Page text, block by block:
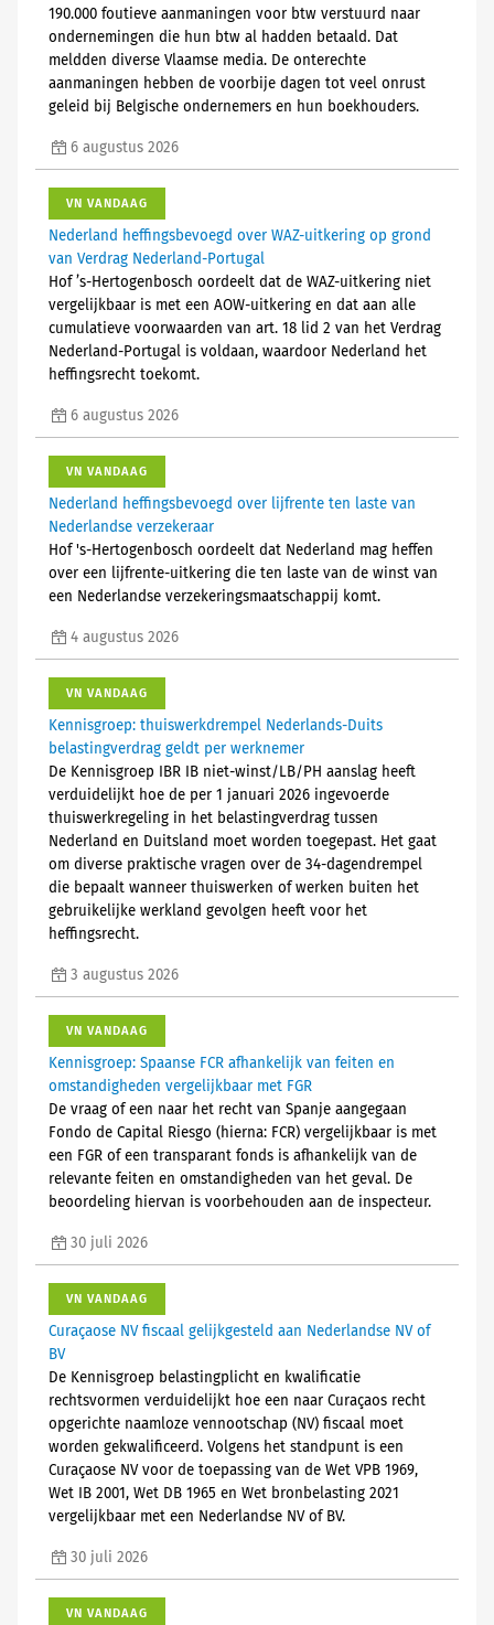
190.000 foutieve aanmaningen voor btw verstuurd naar
ondernemingen die hun btw al hadden betaald. Dat
meldden diverse Vlaamse media. De onterechte
aanmaningen hebben de voorbije dagen tot veel onrust
geleid bij Belgische ondernemers en hun boekhouders.
6 augustus 2026
VN VANDAAG
Nederland heffingsbevoegd over WAZ-uitkering op grond
van Verdrag Nederland-Portugal
Hof ’s-Hertogenbosch oordeelt dat de WAZ-uitkering niet
vergelijkbaar is met een AOW-uitkering en dat aan alle
cumulatieve voorwaarden van art. 18 lid 2 van het Verdrag
Nederland-Portugal is voldaan, waardoor Nederland het
heffingsrecht toekomt.
6 augustus 2026
VN VANDAAG
Nederland heffingsbevoegd over lijfrente ten laste van
Nederlandse verzekeraar
Hof 's-Hertogenbosch oordeelt dat Nederland mag heffen
over een lijfrente-uitkering die ten laste van de winst van
een Nederlandse verzekeringsmaatschappij komt.
4 augustus 2026
VN VANDAAG
Kennisgroep: thuiswerkdrempel Nederlands-Duits
belastingverdrag geldt per werknemer
De Kennisgroep IBR IB niet-winst/LB/PH aanslag heeft
verduidelijkt hoe de per 1 januari 2026 ingevoerde
thuiswerkregeling in het belastingverdrag tussen
Nederland en Duitsland moet worden toegepast. Het gaat
om diverse praktische vragen over de 34-dagendrempel
die bepaalt wanneer thuiswerken of werken buiten het
gebruikelijke werkland gevolgen heeft voor het
heffingsrecht.
3 augustus 2026
VN VANDAAG
Kennisgroep: Spaanse FCR afhankelijk van feiten en
omstandigheden vergelijkbaar met FGR
De vraag of een naar het recht van Spanje aangegaan
Fondo de Capital Riesgo (hierna: FCR) vergelijkbaar is met
een FGR of een transparant fonds is afhankelijk van de
relevante feiten en omstandigheden van het geval. De
beoordeling hiervan is voorbehouden aan de inspecteur.
30 juli 2026
VN VANDAAG
Curaçaose NV fiscaal gelijkgesteld aan Nederlandse NV of
BV
De Kennisgroep belastingplicht en kwalificatie
rechtsvormen verduidelijkt hoe een naar Curaçaos recht
opgerichte naamloze vennootschap (NV) fiscaal moet
worden gekwalificeerd. Volgens het standpunt is een
Curaçaose NV voor de toepassing van de Wet VPB 1969,
Wet IB 2001, Wet DB 1965 en Wet bronbelasting 2021
vergelijkbaar met een Nederlandse NV of BV.
30 juli 2026
VN VANDAAG